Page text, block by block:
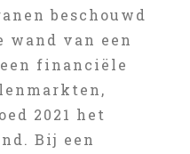
beschouwd
wand van een
financiële
2021 het
Bij een